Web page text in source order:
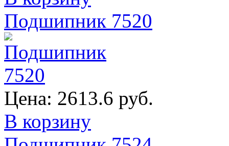
Подшипник 7520
Цена: 2613.6 руб.
В корзину